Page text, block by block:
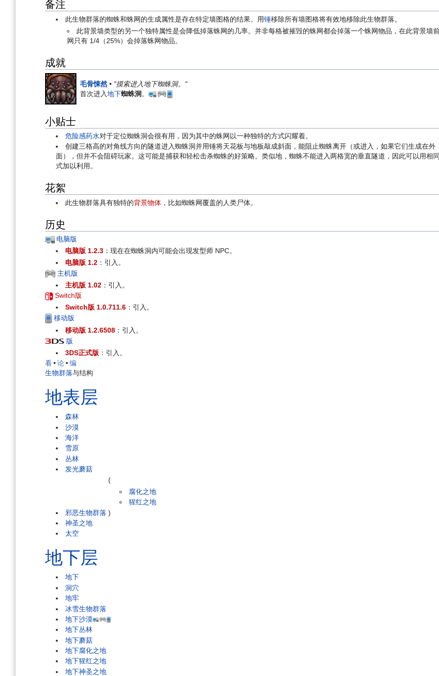
备注
此生物群落的蜘蛛和蛛网的生成属性是存在特定墙图格的结果。用锤移除所有墙图格将有效地移除此生物群落。
此背景墙类型的另一个独特属性是会降低掉落蛛网的几率。并非每格被摧毁的蛛网都会掉落一个蛛网物品，在此背景墙
网只有 1/4（25%）会掉落蛛网物品。
成就
毛骨悚然 • "摸索进入地下蜘蛛洞。"
首次进入地下蜘蛛洞 。
小贴士
危险感药水对于定位蜘蛛洞会很有用，因为其中的蛛网以一种独特的方式闪耀着。
创建三格高的对角线方向的隧道进入蜘蛛洞并用锤将天花板与地板敲成斜面，能阻止蜘蛛离开（或进入，如果它们生成在外
面），但并不会阻碍玩家。这可能是捕获和轻松击杀蜘蛛的好策略。类似地，蜘蛛不能进入两格宽的垂直隧道，因此可以用相
式加以利用。
花絮
此生物群落具有独特的背景物体 ，比如蜘蛛网覆盖的人类尸体。
历史
电脑版
电脑版 1.2.3 ：现在在蜘蛛洞内可能会出现发型师 NPC。
电脑版 1.2 ：引入。
主机版
主机版 1.02 ：引入。
Switch版
Switch版 1.0.711.6 ：引入。
移动版
移动版 1.2.6508 ：引入。
版
3DS正式版 ：引入。
看•论•编
生物群落与结构
地表层
森林
沙漠
海洋
雪原
丛林
发光蘑菇
邪恶生物群落
(
腐化之地
猩红之地
)
神圣之地
太空
地下层
地下
洞穴
地牢
冰雪生物群落
地下沙漠
地下丛林
地下蘑菇
地下腐化之地
地下猩红之地
地下神圣之地